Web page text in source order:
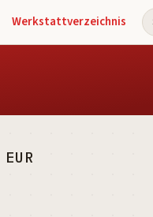
Werkstattverzeichnis